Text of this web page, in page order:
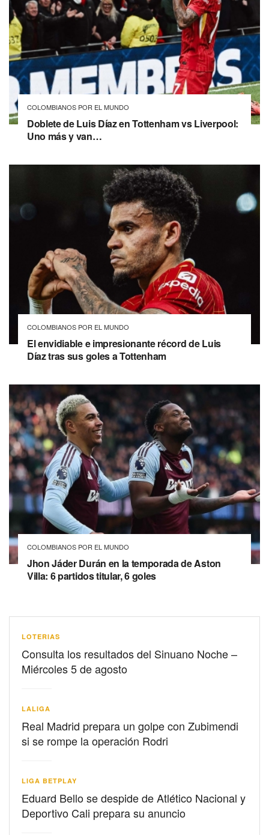
COLOMBIANOS POR EL MUNDO
Doblete de Luis Díaz en Tottenham vs Liverpool:
Uno más y van…
COLOMBIANOS POR EL MUNDO
El envidiable e impresionante récord de Luis
Díaz tras sus goles a Tottenham
COLOMBIANOS POR EL MUNDO
Jhon Jáder Durán en la temporada de Aston
Villa: 6 partidos titular, 6 goles
LOTERIAS
Consulta los resultados del Sinuano Noche –
Miércoles 5 de agosto
LALIGA
Real Madrid prepara un golpe con Zubimendi
si se rompe la operación Rodri
LIGA BETPLAY
Eduard Bello se despide de Atlético Nacional y
Deportivo Cali prepara su anuncio